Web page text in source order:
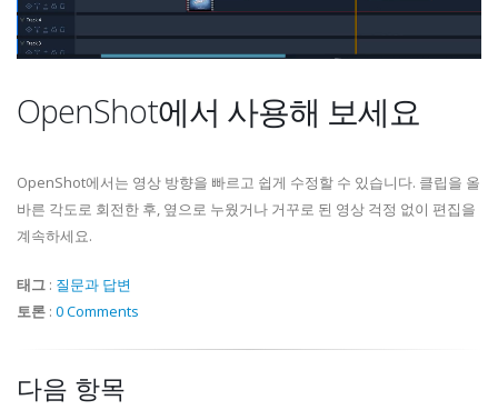
OpenShot에서 사용해 보세요
OpenShot에서는 영상 방향을 빠르고 쉽게 수정할 수 있습니다. 클립을 올
바른 각도로 회전한 후, 옆으로 누웠거나 거꾸로 된 영상 걱정 없이 편집을
계속하세요.
태그 : 질문과 답변
토론 : 0 Comments
다음 항목